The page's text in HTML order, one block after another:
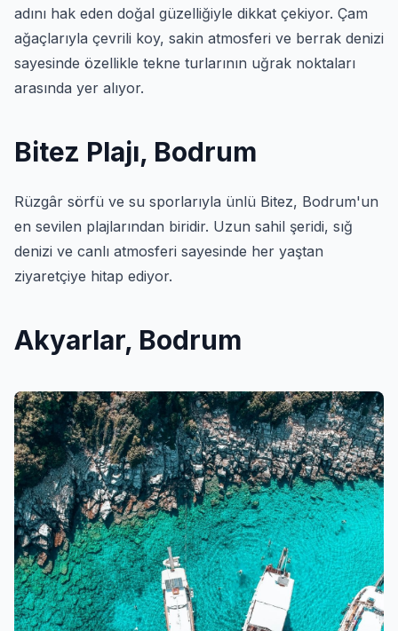
adını hak eden doğal güzelliğiyle dikkat çekiyor. Çam
ağaçlarıyla çevrili koy, sakin atmosferi ve berrak denizi
sayesinde özellikle tekne turlarının uğrak noktaları
arasında yer alıyor.
Bitez Plajı, Bodrum
Rüzgâr sörfü ve su sporlarıyla ünlü Bitez, Bodrum'un
en sevilen plajlarından biridir. Uzun sahil şeridi, sığ
denizi ve canlı atmosferi sayesinde her yaştan
ziyaretçiye hitap ediyor.
Akyarlar, Bodrum